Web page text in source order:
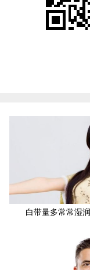
白带量多常常湿